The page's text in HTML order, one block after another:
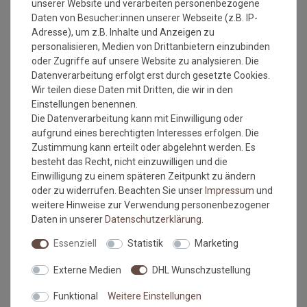
Verarbeitung nach DIN 18 365 Bodenbelagsarbeiten und die
sach- und fachgerechte Ausführung der Arbeit voraus. Der
Unterboden muss eben, glatt, fest, rissfrei, trocken und
sauber sein. Der Belag sollte 24 Stunden vor Verlegung
ausgerollt und grob zugeschnitten werden. Zur Zeit der
Verlegung sollte die Raumtemperatur nicht unter 18° C
betragen, die des Untergrundes nicht unter 15° C.
Wie messe ich meinen Raum aus, damit das Material
ausreicht?
Beim ausmessen des Raumes in dem der Bodenbelag
verlegt werden soll, bitte immer die Türrahmen, Erker
oder sonstige Aussparungen IMMER mit ausmessen.
Also immer die längste Länge und die breiteste Breite.
Kalkulieren Sie immer ca. 10-15 cm mehr in der Länge
und Breite mit ein, da die Wände nicht immer
Fixierte Verlegung (Wohnbereich)
unserer Website und verarbeiten personenbezogene
Daten von Besucher:innen unserer Webseite (z.B. IP-
Adresse), um z.B. Inhalte und Anzeigen zu
personalisieren, Medien von Drittanbietern einzubinden
oder Zugriffe auf unsere Website zu analysieren. Die
Datenverarbeitung erfolgt erst durch gesetzte Cookies.
Wir teilen diese Daten mit Dritten, die wir in den
Einstellungen benennen.
Die Datenverarbeitung kann mit Einwilligung oder
aufgrund eines berechtigten Interesses erfolgen. Die
Zustimmung kann erteilt oder abgelehnt werden. Es
besteht das Recht, nicht einzuwilligen und die
Einwilligung zu einem späteren Zeitpunkt zu ändern
oder zu widerrufen. Beachten Sie unser Impressum und
weitere Hinweise zur Verwendung personenbezogener
Daten in unserer Daten­schutz­erklärung
Essenziell Statistik Marketing
Externe Medien DHL Wunschzustellung
Funktional Weitere Einstellungen